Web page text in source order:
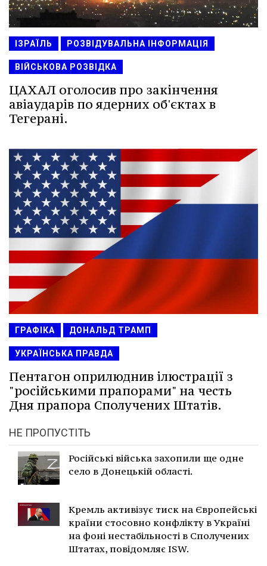
ІЗРАЇЛЬ РОЗВІДУВАЛЬНА ІНФОРМАЦІЯ
ВІЙСЬКОВА РОЗВІДКА
ЦАХАЛ оголосив про закінчення
авіаударів по ядерних об'єктах в
Тегерані.
ГРАФІКА ДОНАЛЬД ТРАМП
УКРАЇНСЬКА ПРАВДА
Пентагон оприлюднив ілюстрації з
"російськими прапорами" на честь
Дня прапора Сполучених Штатів.
НЕ ПРОПУСТІТЬ
Російські війська захопили ще одне
село в Донецькій області.
Кремль активізує тиск на Європейські
країни стосовно конфлікту в Україні
на фоні нестабільності в Сполучених
Штатах, повідомляє ISW.